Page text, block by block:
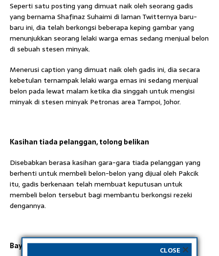
Seperti satu posting yang dimuat naik oleh seorang gadis
yang bernama Shafinaz Suhaimi di laman Twitternya baru-
baru ini, dia telah berkongsi beberapa keping gambar yang
menunjukkan seorang lelaki warga emas sedang menjual belon
di sebuah stesen minyak.
Menerusi caption yang dimuat naik oleh gadis ini, dia secara
kebetulan ternampak lelaki warga emas ini sedang menjual
belon pada lewat malam ketika dia singgah untuk mengisi
minyak di stesen minyak Petronas area Tampoi, Johor.
Kasihan tiada pelanggan, tolong belikan
Disebabkan berasa kasihan gara-gara tiada pelanggan yang
berhenti untuk membeli belon-belon yang dijual oleh Pakcik
itu, gadis berkenaan telah membuat keputusan untuk
membeli belon tersebut bagi membantu berkongsi rezeki
dengannya.
Bayar seikhlas hati
CLOSE